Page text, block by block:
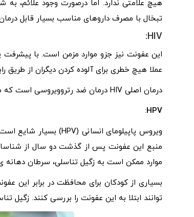
هیچ علامتی ندارد. اما درصورت وجود علائم،
تبخال با مصرف داروهای مناسب بسیار قابل
HIV
:
عملا هیچ خطری برای آلوده کردن دیگران از طریق
درمان اصلی HIV درمان ضد رتروویروسی است که میزان HIV درخون را به سطوح غیرقابل تشخیصی کاهش می دهد.
HPV
:
منبع این عفونت پس از گذشت دو سال از
موارد ممکن است به زگیل تناسلی، سرطان
بسیاری از کودکان برای محافظت در برابر این
توانند ابتلا به این عفونت را بررسی کنند. زگیل